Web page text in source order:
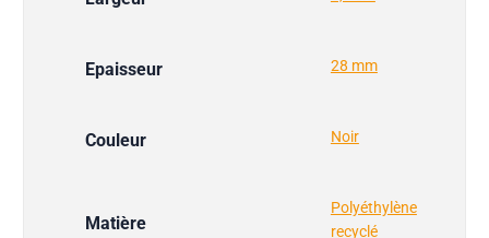
Epaisseur 28 mm
Couleur Noir
Matière
Polyéthylène
recyclé